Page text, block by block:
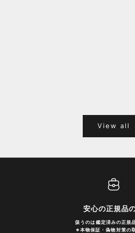
View all
安心の正規品
扱うのは鑑定済みの正規
※本物保証・偽物対策の